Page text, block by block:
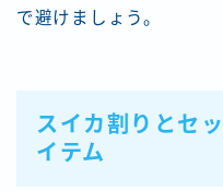
で避けましょう。
スイカ割りとセ
イテム